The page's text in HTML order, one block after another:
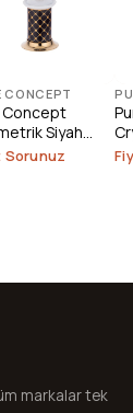
CONCEPT
Concept
Siyah
Sabunluk
Sorunuz
markalar tek